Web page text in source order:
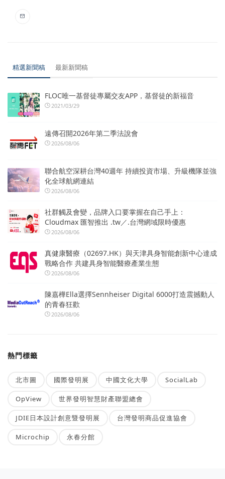
精選新聞稿 最新新聞稿
FLOC唯一基督徒專屬交友APP，基督徒的新福音
2021/03/29
遠傳召開2026年第二季法說會
2026/08/06
聯合航空深耕台灣40週年 持續投資市場、升級機隊並強
化全球航網連結
2026/08/06
社群觸及會變，品牌入口要掌握在自己手上：
Cloudmax 匯智推出 .tw／.台灣網域限時優惠
2026/08/06
真健康醫療（02697.HK）與天津具身智能創新中心達成
戰略合作 共建具身智能醫療產業生態
2026/08/06
陳嘉樺Ella選擇Sennheiser Digital 6000打造震撼動人
的青春狂歡
2026/08/06
熱門標籤
北市圖 國際發明展 中國文化大學 SocialLab
OpView 世界發明智慧財產聯盟總會
JDIE日本設計創意暨發明展 台灣發明商品促進協會
Microchip 永春分館